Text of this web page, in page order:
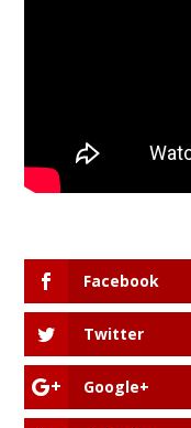
Facebook
Twitter
Google+